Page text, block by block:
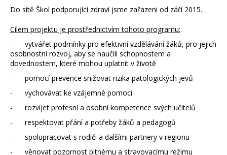
Do sítě Škol podporující zdraví jsme zařazeni od září 2015.
Cílem projektu je prostřednictvím tohoto programu:
- vytvářet podmínky pro efektivní vzdělávání žáků, pro jejich
osobnostní rozvoj, aby se naučili schopnostem a
dovednostem, které mohou uplatnit v životě
- pomocí prevence snižovat rizika patologických jevů
- vychovávat ke vzájemné pomoci
- rozvíjet profesní a osobní kompetence svých učitelů
- respektovat přání a potřeby žáků a pedagogů
- spolupracovat s rodiči a dalšími partnery v regionu
- věnovat pozornost pitnému a stravovacímu režimu